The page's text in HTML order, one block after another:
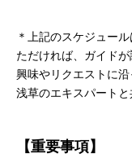
＊上記のスケジュー
ただければ、ガイドが
興味やリクエストに沿
浅草のエキスパート
【重要事項】